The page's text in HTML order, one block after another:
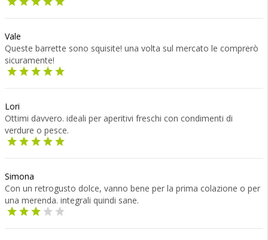
Vale
Queste barrette sono squisite! una volta sul mercato le comprerò
sicuramente!
Lori
Ottimi davvero. ideali per aperitivi freschi con condimenti di
verdure o pesce.
Simona
Con un retrogusto dolce, vanno bene per la prima colazione o per
una merenda. integrali quindi sane.